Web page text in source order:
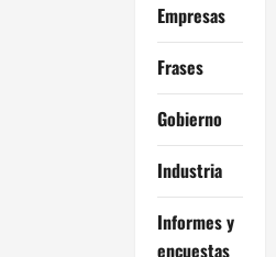
Empresas
Frases
Gobierno
Industria
Informes y
encuestas